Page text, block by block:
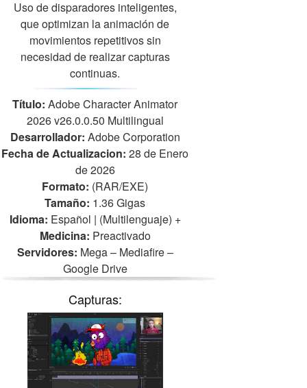
Uso de disparadores inteligentes,
que optimizan la animación de
movimientos repetitivos sin
necesidad de realizar capturas
continuas.
Título: Adobe Character Animator
2026 v26.0.0.50 Multilingual
Desarrollador: Adobe Corporation
Fecha de Actualizacion: 28 de Enero
de 2026
Formato: (RAR/EXE)
Tamaño: 1.36 Gigas
Idioma: Español | (Multilenguaje) +
Medicina: Preactivado
Servidores: Mega – Mediafire –
Google Drive
Capturas: